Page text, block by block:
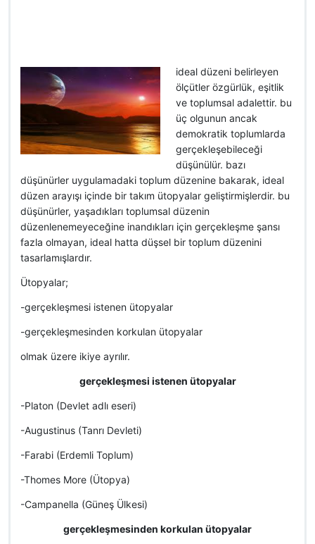
ideal düzeni belirleyen
ölçütler özgürlük, eşitlik
ve toplumsal adalettir. bu
üç olgunun ancak
demokratik toplumlarda
gerçekleşebileceği
düşünülür. bazı
düşünürler uygulamadaki toplum düzenine bakarak, ideal
düzen arayışı içinde bir takım ütopyalar geliştirmişlerdir. bu
düşünürler, yaşadıkları toplumsal düzenin
düzenlenemeyeceğine inandıkları için gerçekleşme şansı
fazla olmayan, ideal hatta düşsel bir toplum düzenini
tasarlamışlardır.
Ütopyalar;
-gerçekleşmesi istenen ütopyalar
-gerçekleşmesinden korkulan ütopyalar
olmak üzere ikiye ayrılır.
gerçekleşmesi istenen ütopyalar
-Platon (Devlet adlı eseri)
-Augustinus (Tanrı Devleti)
-Farabi (Erdemli Toplum)
-Thomes More (Ütopya)
-Campanella (Güneş Ülkesi)
gerçekleşmesinden korkulan ütopyalar